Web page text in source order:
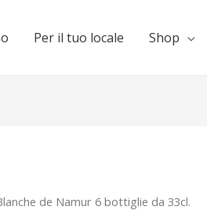
Per il tuo locale Shop
de Namur 6 bottiglie da 33cl.